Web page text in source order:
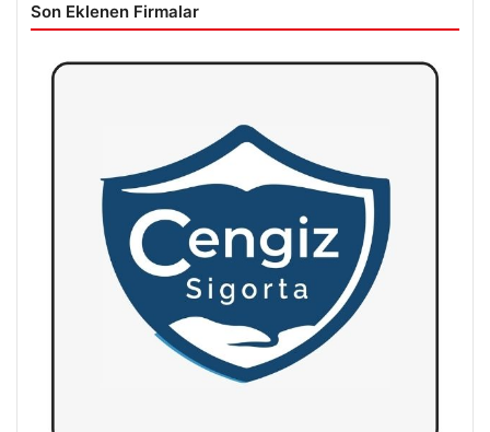
Son Eklenen Firmalar